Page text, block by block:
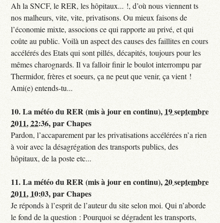
Ah la SNCF, le RER, les hôpitaux... !, d’où nous viennent ts
nos malheurs, vite, vite, privatisons. Ou mieux faisons de
l’économie mixte, associons ce qui rapporte au privé, et qui
coûte au public. Voilà un aspect des causes des faillites en cours
accélérés des Etats qui sont pillés, décapités, toujours pour les
mêmes charognards. Il va falloir finir le boulot interrompu par
Thermidor, frères et soeurs, ça ne peut que venir, ça vient !
Ami(e) entends-tu...
10.La météo du RER (mis à jour en continu), 19 septembre
2011, 22:36,parChapes
Pardon, l’accaparement par les privatisations accélérées n’a rien
à voir avec la désagrégation des transports publics, des
hôpitaux, de la poste etc...
11.La météo du RER (mis à jour en continu),20 septembre
2011, 10:03,parChapes
Je réponds à l’esprit de l’auteur du site selon moi. Qui n’aborde
le fond de la question : Pourquoi se dégradent les transports,